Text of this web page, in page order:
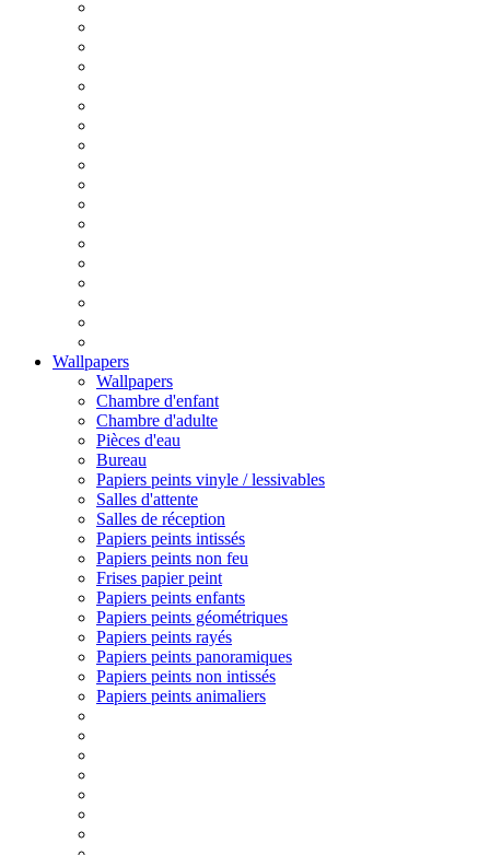
Wallpapers
Wallpapers
Chambre d'enfant
Chambre d'adulte
Pièces d'eau
Bureau
Papiers peints vinyle / lessivables
Salles d'attente
Salles de réception
Papiers peints intissés
Papiers peints non feu
Frises papier peint
Papiers peints enfants
Papiers peints géométriques
Papiers peints rayés
Papiers peints panoramiques
Papiers peints non intissés
Papiers peints animaliers